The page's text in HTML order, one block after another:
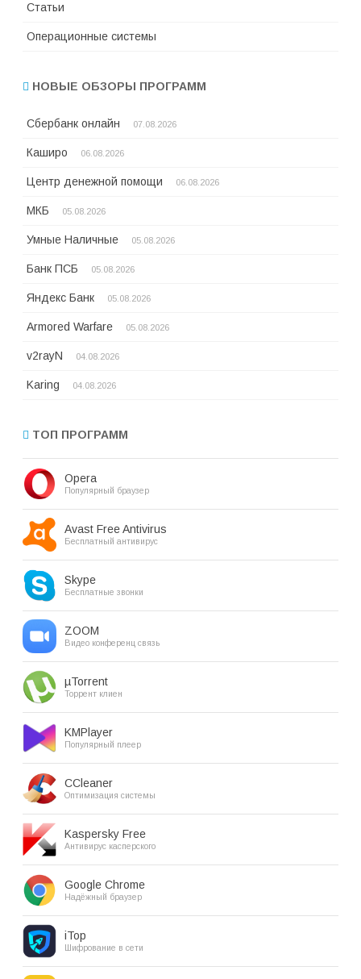
Статьи
Операционные системы
НОВЫЕ ОБЗОРЫ ПРОГРАММ
Сбербанк онлайн 07.08.2026
Каширо 06.08.2026
Центр денежной помощи 06.08.2026
МКБ 05.08.2026
Умные Наличные 05.08.2026
Банк ПСБ 05.08.2026
Яндекс Банк 05.08.2026
Armored Warfare 05.08.2026
v2rayN 04.08.2026
Karing 04.08.2026
ТОП ПРОГРАММ
Opera
Популярный браузер
Avast Free Antivirus
Бесплатный антивирус
Skype
Бесплатные звонки
ZOOM
Видео конференц связь
µTorrent
Торрент клиен
KMPlayer
Популярный плеер
CCleaner
Оптимизация системы
Kaspersky Free
Антивирус касперского
Google Chrome
Надёжный браузер
iTop
Шифрование в сети